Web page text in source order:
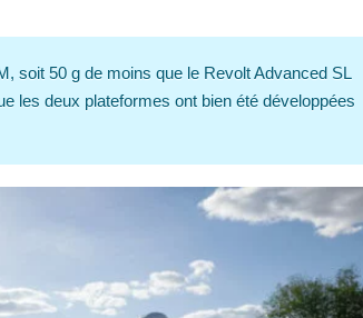
soit 50 g de moins que le Revolt Advanced SL
les deux plateformes ont bien été développées